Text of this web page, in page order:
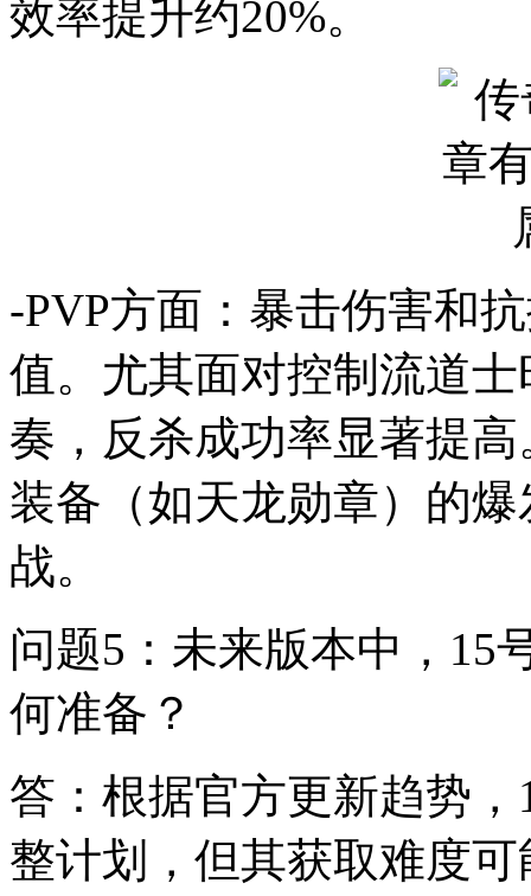
效率提升约20%。
-PVP方面：暴击伤害和
值。尤其面对控制流道
奏，反杀成功率显著提
装备（如天龙勋章）的
战。
问题5：未来版本中，15
何准备？
答：根据官方更新趋势
整计划，但其获取难度